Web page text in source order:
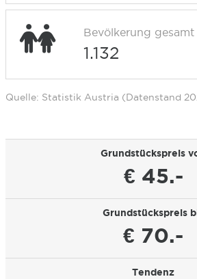
Bevölkerung gesamt
1.132
Quelle: Statistik Austria (Datenstand
Grundstückspreis
€ 45.-
Grundstückspreis
€ 70.-
Tendenz